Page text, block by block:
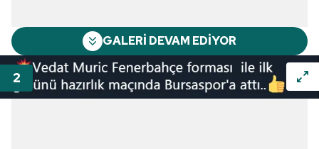
GALERİ DEVAM EDİYOR